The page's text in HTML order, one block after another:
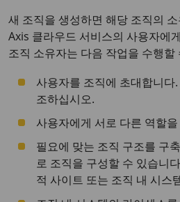
새 조직을 생성하면 해당 조직의
Axis 클라우드 서비스의 사용자에
조직 소유자는 다음 작업을 수행할
사용자를 조직에 초대합니다.
조하십시오.
사용자에게 서로 다른 역할
필요에 맞는 조직 구조를 구
로 조직을 구성할 수 있습니
적 사이트 또는 조직 내 시스